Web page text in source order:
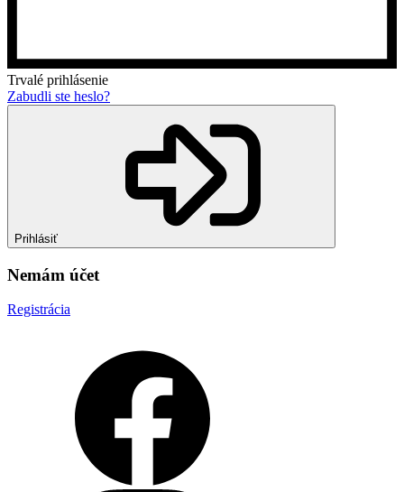
Trvalé prihlásenie
Zabudli ste heslo?
Prihlásiť
Nemám účet
Registrácia